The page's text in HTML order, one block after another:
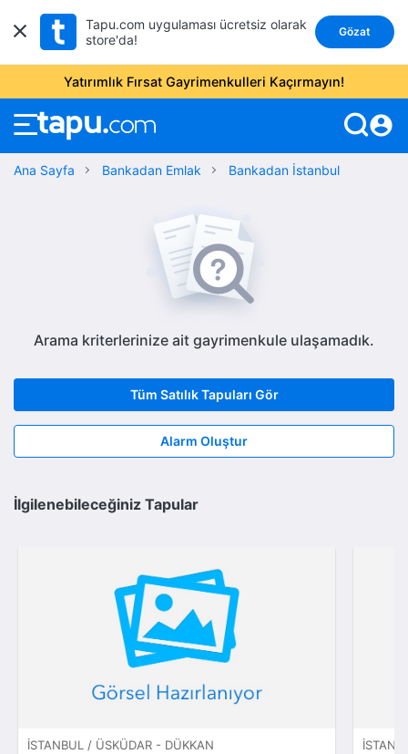
Tapu.com uygulaması ücretsiz olarak
store'da!
Gözat
Yatırımlık Fırsat Gayrimenkulleri Kaçırmayın!
account_circle
Ana Sayfa Bankadan Emlak Bankadan İstanbul
Arama kriterlerinize ait gayrimenkule ulaşamadık.
Tüm Satılık Tapuları Gör
Alarm Oluştur
İlgilenebileceğiniz Tapular
İSTANBUL / ÜSKÜDAR - DÜKKAN